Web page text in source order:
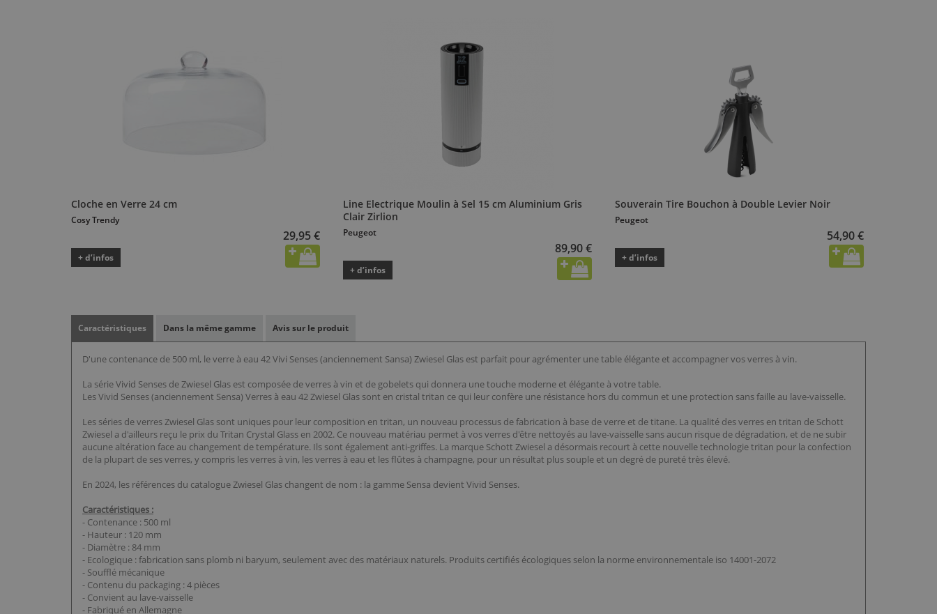
Cloche en Verre 24 cm
Cosy Trendy
29,95 €
+ d’infos
Line Electrique Moulin à Sel 15 cm Aluminium Gris
Clair Zirlion
Peugeot
89,90 €
+ d’infos
Souverain Tire Bouchon à Double Levier Noir
Peugeot
54,90 €
+ d’infos
Caractéristiques Dans la même gamme Avis sur le produit
D'une contenance de 500 ml, le verre à eau 42 Vivi Senses (anciennement Sansa) Zwiesel Glas est parfait pour agrémenter une table élégante et accompagner vos verres à vin.
La série Vivid Senses de Zwiesel Glas est composée de verres à vin et de gobelets qui donnera une touche moderne et élégante à votre table.
Les Vivid Senses (anciennement Sensa) Verres à eau 42 Zwiesel Glas sont en cristal tritan ce qui leur confère une résistance hors du commun et une protection sans faille au lave-vaisselle.
Les séries de verres Zwiesel Glas sont uniques pour leur composition en tritan, un nouveau processus de fabrication à base de verre et de titane. La qualité des verres en tritan de Schott
Zwiesel a d'ailleurs reçu le prix du Tritan Crystal Glass en 2002. Ce nouveau matériau permet à vos verres d'être nettoyés au lave-vaisselle sans aucun risque de dégradation, et de ne subir
aucune altération face au changement de température. Ils sont également anti-griffes. La marque Schott Zwiesel a désormais recourt à cette nouvelle technologie tritan pour la confection
de la plupart de ses verres, y compris les verres à vin, les verres à eau et les flûtes à champagne, pour un résultat plus souple et un degré de pureté très élevé.
En 2024, les références du catalogue Zwiesel Glas changent de nom : la gamme Sensa devient Vivid Senses.
Caractéristiques :
- Contenance : 500 ml
- Hauteur : 120 mm
- Diamètre : 84 mm
- Ecologique : fabrication sans plomb ni baryum, seulement avec des matériaux naturels. Produits certifiés écologiques selon la norme environnementale iso 14001-2072
- Soufflé mécanique
- Contenu du packaging : 4 pièces
- Convient au lave-vaisselle
- Fabriqué en Allemagne